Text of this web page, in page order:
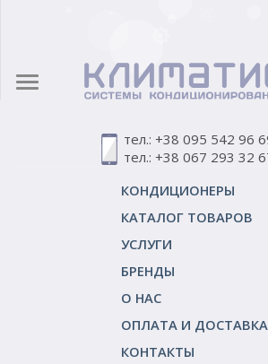
тел.: +38 095 542 96
тел.: +38 067 293 32
КОНДИЦИОНЕРЫ
КАТАЛОГ ТОВАРОВ
УСЛУГИ
БРЕНДЫ
О НАС
ОПЛАТА И ДОСТАВКА
КОНТАКТЫ